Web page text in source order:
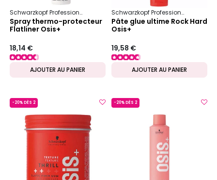
Schwarzkopf Professional Douceur & Brillance
Spray thermo-protecteur
Flatliner Osis+
18,14 €
AJOUTER AU PANIER
Schwarzkopf Professional
Pâte glue ultime Rock Hard
Osis+
19,58 €
AJOUTER AU PANIER
-20% DÈS 2 -20% DÈS 2